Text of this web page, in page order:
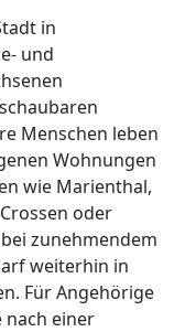
in
und
Menschen leben
Wohnungen
wie Marienthal,
oder
zunehmendem
weiterhin in
Für Angehörige
nach einer